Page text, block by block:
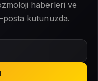
haberleri ve
kutunuzda.